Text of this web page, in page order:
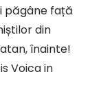
păgâne față
din
înainte!
Voica in